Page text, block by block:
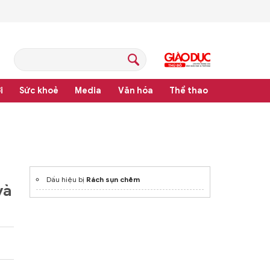
Sức khoẻ Media Văn hóa Thể thao
Dấu hiệu bị Rách sụn chêm